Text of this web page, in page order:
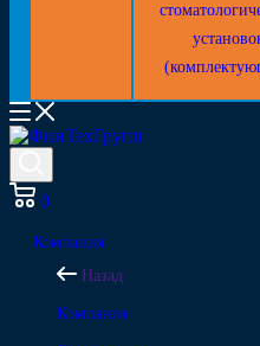
0
Компания
Назад
Компания